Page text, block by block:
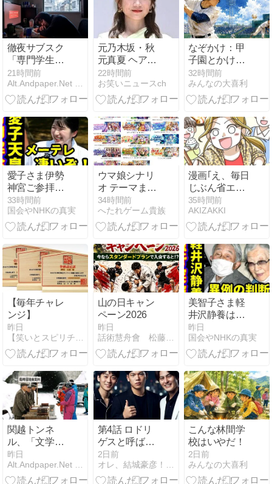
れ”にも再注目
高市首相は熊
本視察動画で
波紋、内閣支
持率も下落
徹夜サブスク
「専門学生ご
っこ」、追加
DLC「就活全
滅」が大ヒッ
21時間前
元乃木坂・秋
元真夏 ヘアチ
ェンジ！？
22時間前
お笑いニュースch
なぞかけ：甲
子園とかけて
◯◯◯とと
く。そのここ
ろは？
32時間前
みんなの大喜利
愛子さま伊勢
神宮ご参拝と
御木曳で沿道
から絶賛の声
続出！メーテ
る「愛子天皇
待望論」と橋
下徹氏が語る
皇室典範改正
の論点
33時間前
国会やNHKの真実
ウマ娘シナリ
オ テーマまと
め
34時間前
へたれゲーム貴族
漫画｢え、毎日
じぶん省エネ
飯ですが？｣第
5話！
35時間前
AKIZAKKI
【毎年チャレ
ンジ】
昨日
【笑いとスピリチュアルを融合 チャネラーリュウのブログ】
山の日キャン
ペーン2026
昨日
話術慧舟會 松藤裕晴ブログ 武者返し！！
美智子さま軽
井沢静養は予
定通り？天皇
ご一家は須崎
御用邸での静
本地震と皇室
典範改正、高
市首相の支持
率にも影響か
昨日
国会やNHKの真実
関越トンネ
ル、「文学的
解釈」で国境
検問所を設置
パスポートな
昨日
Alt.Andpaper.Net ジョークニュースサイト
第4話 ロドリ
ゲスと呼ばれ
て。
2日前
オレ、結城豪彦！今日も舞台と爆笑きてます！
こんな林間学
校はいやだ！
2日前
みんなの大喜利